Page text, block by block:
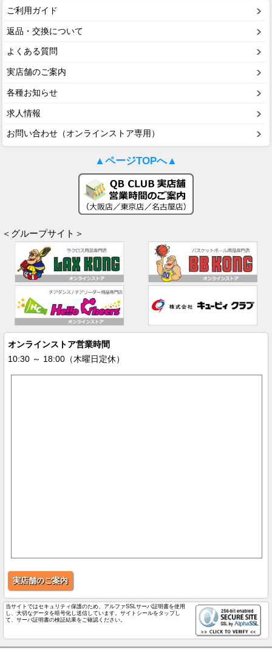
ご利用ガイド
返品・交換について
よくある質問
実店舗のご案内
各種お知らせ
求人情報
お問い合わせ（オンラインストア専用）
▲ページTOPへ▲
＜グループサイト＞
オンラインストア営業時間
10:30 ～ 18:00（木曜日定休）
実店舗のご案内
当サイトではセキュリティ保護のため、アルファSSLサーバ証明書を使用
し、大切なデータを暗号化し送信しています。サイトシールをタップし
て、サーバ証明書の検証結果をご確認ください。